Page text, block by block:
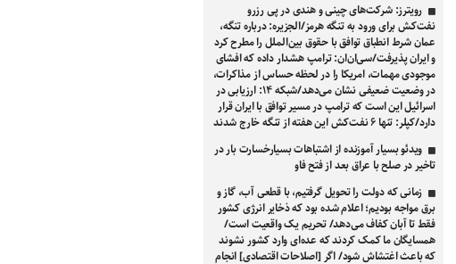
رویترز: شرکت‌های چینی و هندی در پی رزرو
نفت‌کش برای ورود به تنگه هرمز/الجزیره: درباره تنگه،
عمان شرط انطباق توافق با حقوق بین‌الملل را مطرح کرد
و ایران پذیرفت/سی‌ان‌ان: ترامپ هشدار داده که افشای
موجودی مهمات، امریکا را در لحظه‌ حساس از مذاکرات،
در وضعیت ضعیفی نشان می‌دهد/شبکه ۱۴: ارزیابی در
اسرائیل این است که ترامپ در مسیر توافق با ایران قرار
دارد/کپلر: تنها ۶ نفت‌کش این هفته از تنگه خارج شدند
ویدئو بسیار آموزنده از اشتباهات بسیارخسارت بار در
تاخیر در صلح با عراق بعد از فتح فاو
زمانی که دولت را تحویل گرفتیم، با قطعی آب، گاز و
برق مواجه بودیم؛ اعلام شده بود که ذخایر انرژی کشور
فقط تا آبان کفاف می‌دهد/ تحریم یک واقعیت است/
همسایگان ما کمک کردند که عده‌ای وارد کشور نشوند
که باعث اغتشاش شود/ اگر [اصلاحات اقتصادی] انجام